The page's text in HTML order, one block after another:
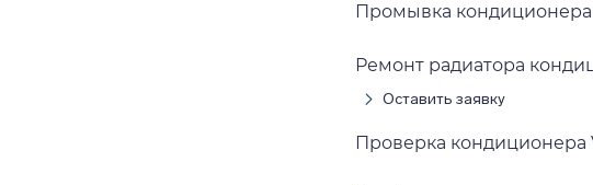
Промывка кондиционера
Ремонт радиатора
Оставить заявку
Проверка кондиционера